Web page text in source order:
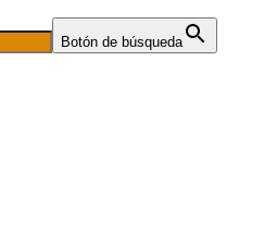
Botón de búsqueda